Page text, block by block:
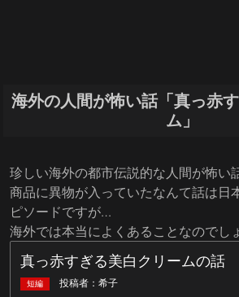
海外の人間が怖い話「真っ赤
ム」
珍しい海外の都市伝説的な人間が怖い話
商品に異物が入っていたなんて話は日
ピソードですが…
海外では本当によくあることなのでし